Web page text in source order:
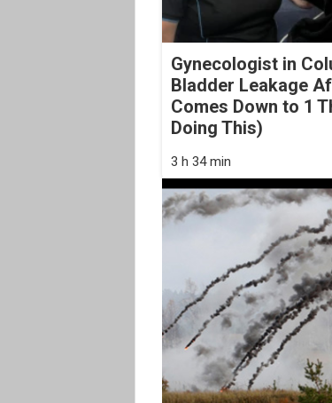
Gynecologist in
Bladder Leakage
Comes Down to 1
Doing This)
3 h 34 min